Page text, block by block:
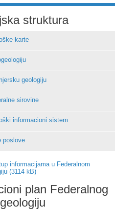
struktura
karte
geologiju
sirovine
informacioni sistem
poslove
informacijama u Federalnom
(3114 kB)
plan Federalnog